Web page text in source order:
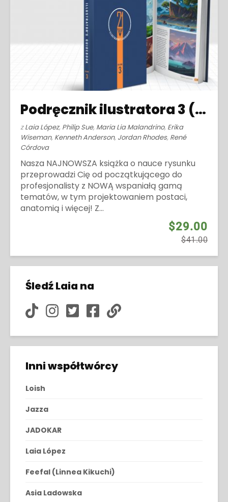
Podręcznik ilustratora 3 (2022)
zLaia López, Philip Sue, Maria Lia Malandrino, Erika
Wiseman, Kenneth Anderson, Jordan Rhodes, René
Córdova
Nasza NAJNOWSZA książka o nauce rysunku
przeprowadzi Cię od początkującego do
profesjonalisty z NOWĄ wspaniałą gamą
tematów, w tym projektowaniem postaci,
anatomią i więcej! Z...
$29.00
$41.00
Śledź Laia na
Inni współtwórcy
Loish
Jazza
JADOKAR
Laia López
Feefal (Linnea Kikuchi)
Asia Ladowska